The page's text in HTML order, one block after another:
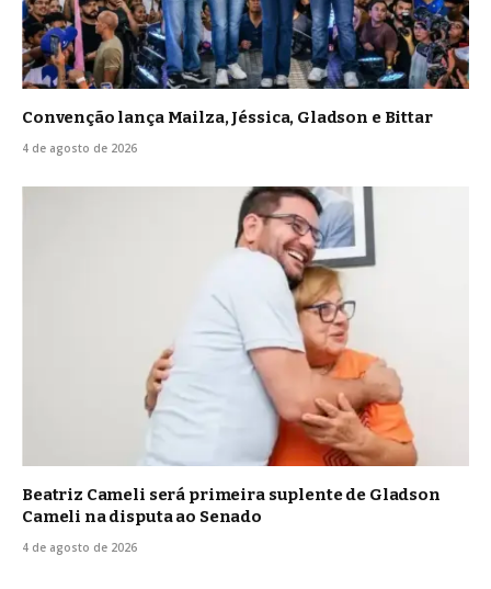
Convenção lança Mailza, Jéssica, Gladson e Bittar
4 de agosto de 2026
Beatriz Cameli será primeira suplente de Gladson
Cameli na disputa ao Senado
4 de agosto de 2026